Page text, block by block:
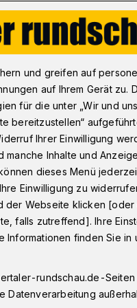
und Umbau
Mirke liegt
und
und greifen auf
auf Ihrem Gerät zu.
für die unter „Wir und
bereitzustellen“
Ihrer Einwilligung
Inhalte und
dieses Menü
Einwilligung zu
der Webseite klicken
falls zutreffend]. Ihre
Informationen finden Sie in
rundschau.de-Seiten
Datenverarbeitung